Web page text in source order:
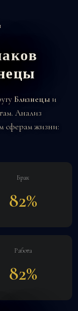
Близнецы и
Анализ
сферам жизни:
Брак
82%
Работа
82%